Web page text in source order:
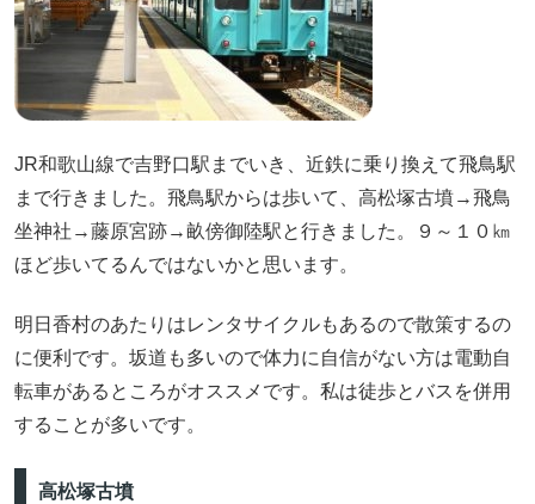
JR和歌山線で吉野口駅までいき、近鉄に乗り換えて飛鳥駅
まで行きました。飛鳥駅からは歩いて、高松塚古墳→飛鳥
坐神社→藤原宮跡→畝傍御陸駅と行きました。９～１０㎞
ほど歩いてるんではないかと思います。
明日香村のあたりはレンタサイクルもあるので散策するの
に便利です。坂道も多いので体力に自信がない方は電動自
転車があるところがオススメです。私は徒歩とバスを併用
することが多いです。
高松塚古墳